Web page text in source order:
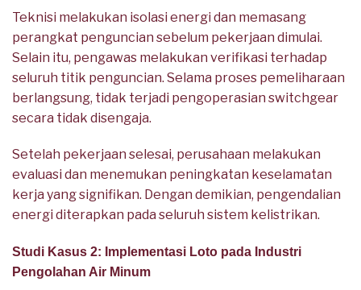
Teknisi melakukan isolasi energi dan memasang
perangkat penguncian sebelum pekerjaan dimulai.
Selain itu, pengawas melakukan verifikasi terhadap
seluruh titik penguncian. Selama proses pemeliharaan
berlangsung, tidak terjadi pengoperasian switchgear
secara tidak disengaja.
Setelah pekerjaan selesai, perusahaan melakukan
evaluasi dan menemukan peningkatan keselamatan
kerja yang signifikan. Dengan demikian, pengendalian
energi diterapkan pada seluruh sistem kelistrikan.
Studi Kasus 2: Implementasi Loto pada Industri
Pengolahan Air Minum